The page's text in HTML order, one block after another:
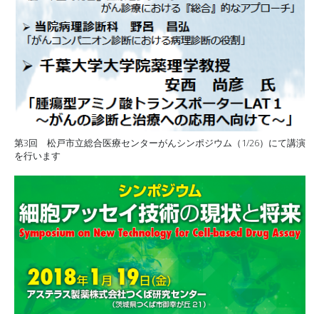
第3回 松戸市立総合医療センターがんシンポジウム（1/26）にて講演
を行います